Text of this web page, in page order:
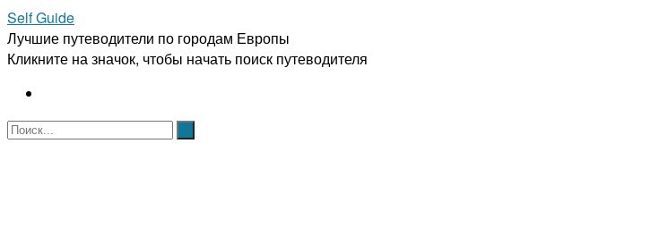
Self Guide
Лучшие путеводители по городам Европы
Кликните на значок, чтобы начать поиск путеводителя